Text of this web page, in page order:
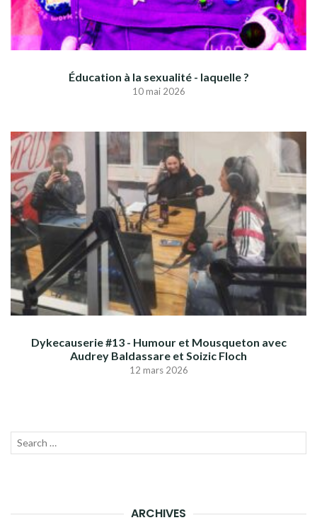
Éducation à la sexualité - laquelle ?
10 mai 2026
Dykecauserie #13 - Humour et Mousqueton avec
Audrey Baldassare et Soizic Floch
12 mars 2026
Recherche
ARCHIVES